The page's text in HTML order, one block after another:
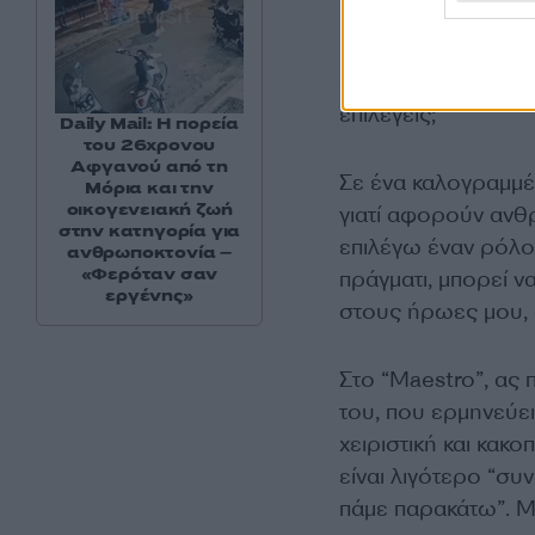
Οι χαρακτήρες
μυστήρια. Λες και
συναρπαστικά
επιλέγεις;
Σε ένα
γιατί αφορούν
επιλέγω έναν
πράγματι, μπορεί
στους ήρωες μου,
Στο “Maestro”, ας
του, που
χειριστική και
είναι λιγότερο
πάμε παρακάτω”.
Daily Mail: Η πορεία
του 26χρονου
Αφγανού από τη
Μόρια και την
οικογενειακή ζωή
στην κατηγορία για
ανθρωποκτονία –
«Φερόταν σαν
εργένης»